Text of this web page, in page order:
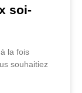
soi-
la fois
souhaitiez